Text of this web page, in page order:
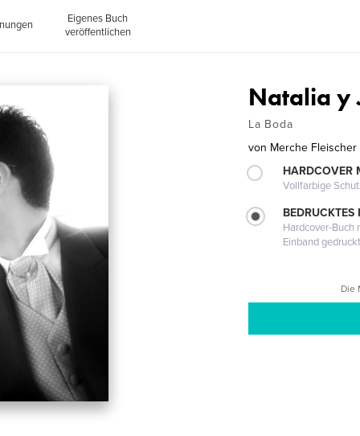
Eigenes Buch
veröffentlichen
Natalia y
La Boda
von Merche
HARDCOVER
Vollfarbige
Hardcover-Buch
Einband
Die